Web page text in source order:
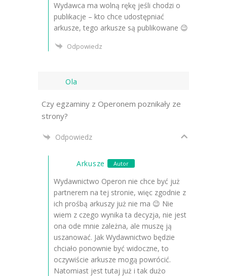
Wydawca ma wolną rękę jeśli chodzi o
publikacje – kto chce udostępniać
arkusze, tego arkusze są publikowane 😉
Odpowiedz
Ola
Czy egzaminy z Operonem poznikały ze
strony?
Odpowiedz
Arkusze Autor
Wydawnictwo Operon nie chce być już
partnerem na tej stronie, więc zgodnie z
ich prośbą arkuszy już nie ma 😉 Nie
wiem z czego wynika ta decyzja, nie jest
ona ode mnie zależna, ale muszę ją
uszanować. Jak Wydawnictwo będzie
chciało ponownie być widoczne, to
oczywiście arkusze mogą powrócić.
Natomiast jest tutaj już i tak dużo